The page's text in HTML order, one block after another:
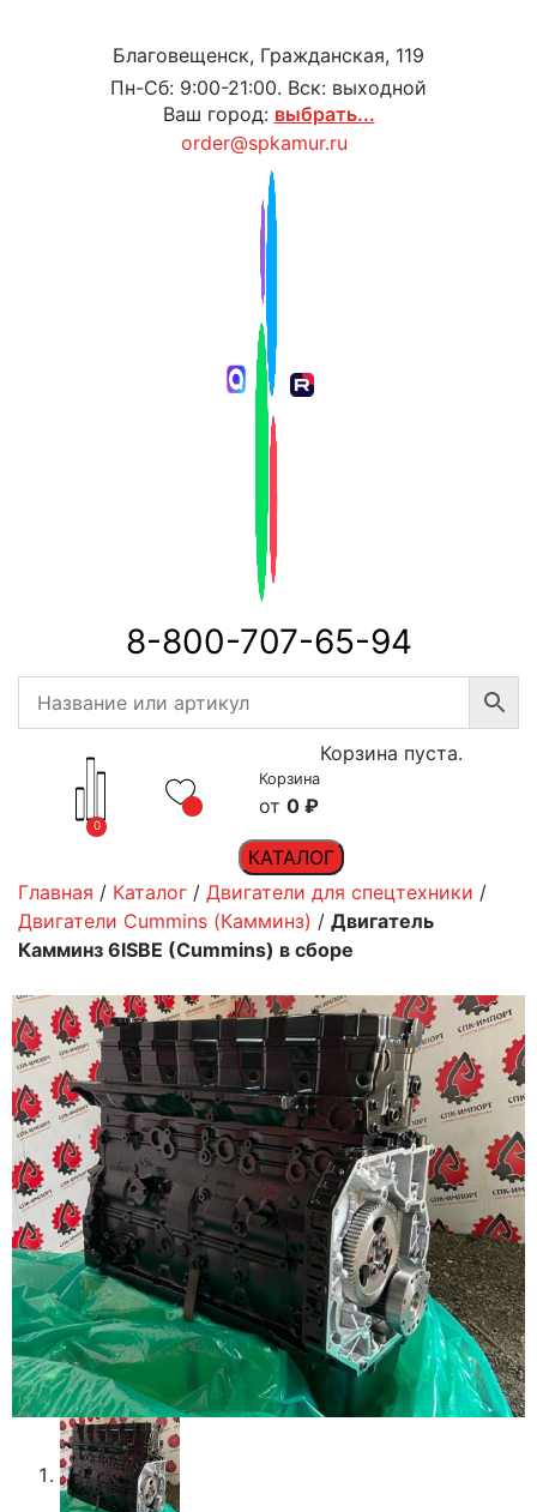
Благовещенск, Гражданская, 119
Пн-Сб: 9:00-21:00. Вск: выходной
Ваш город: выбрать...
order@spkamur.ru
8-800-707-65-94
0
Корзина
0 ₽
Корзина пуста.
КАТАЛОГ
Главная / Каталог / Двигатели для спецтехники /
Двигатели Cummins (Камминз) / Двигатель
Камминз 6ISBE (Cummins) в сборе